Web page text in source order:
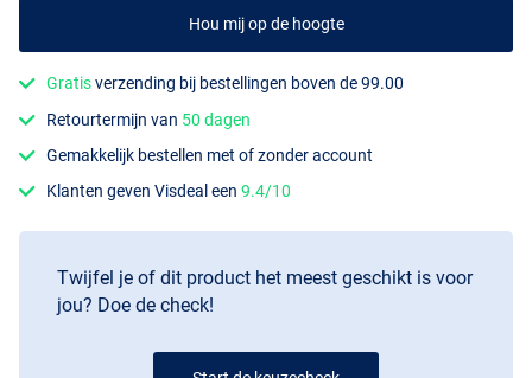
Hou mij op de hoogte
Gratisverzending bij bestellingen boven de 99.00
Retourtermijn van 50 dagen
Gemakkelijk bestellen met of zonder account
Klanten geven Visdeal een9.4/10
Twijfel je of dit product het meest geschikt is voor
jou? Doe de check!